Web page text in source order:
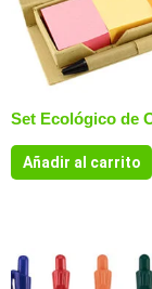
Set Ecológico de
Añadir al carrito